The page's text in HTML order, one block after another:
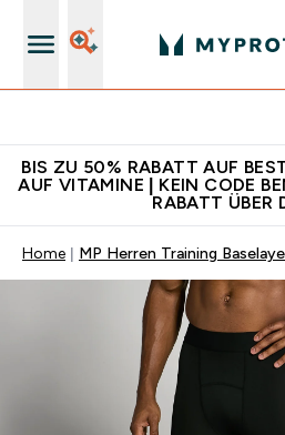
BIS ZU 50% RABATT AUF
AUF VITAMINE | KEIN CODE
RABATT ÜBER
Home MP Herren Training